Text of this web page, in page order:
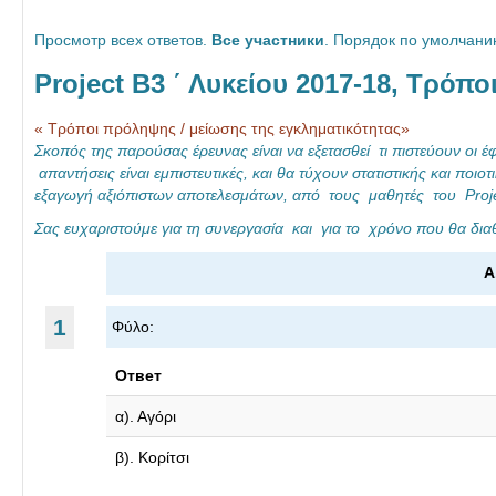
ΑΘ
ΗΤ
B3
4ο
υ
Λ
...
4ο
υ
Λ
Νίκ
αια
ς
17.
όπ
οι
όλ
ηψ
ης
-μ.
Просмотр всех ответов. Все участники . Порядок по
Project Β3 ΄ Λυκείου 2017-18,
« Τρόποι πρόληψης / μείωσης της εγκληματικότητας»
Σκοπός της παρούσας έρευνας είναι να εξετασθεί τι πιστεύουν οι
απαντήσεις είναι εμπιστευτικές, και θα τύχουν στατιστικής και
εξαγωγή αξιόπιστων αποτελεσμάτων, από τους μαθητές του
Σας ευχαριστούμε για τη συνεργασία και για το χρόνο που θα
1 Φύλο:
Ответ
α). Αγόρι
β). Κορίτσι